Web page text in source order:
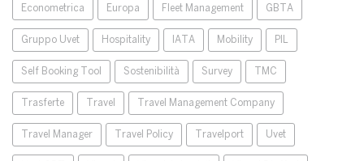
Econometrica Europa Fleet Management GBTA
Gruppo Uvet Hospitality IATA Mobility PIL
Self Booking Tool Sostenibilità Survey TMC
Trasferte Travel Travel Management Company
Travel Manager Travel Policy Travelport Uvet